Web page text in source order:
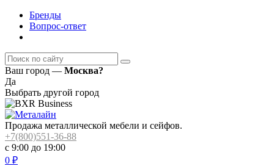
Бренды
Вопрос-ответ
Ваш город — Москва?
Да
Выбрать другой город
Продажа металлической мебели и сейфов.
+7(800)551-36-88
с 9:00 до 19:00
0 ₽